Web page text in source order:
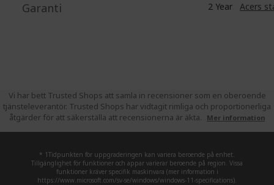
Garanti 2 Year Acers
Vi har bett Trusted Shops att samla in recensioner som en oberoende
tjänsteleverantör. Trusted Shops har vidtagit rimliga och proportionerliga
åtgärder för att säkerställa att recensionerna är äkta.
Mer information
* 1Tidpunkten för uppgraderingen kan variera beroende på enhet.
Tillgänglighet för funktioner och appar varierar beroende på region. Vissa
funktioner kräver specifik maskinvara (mer information i
https://www.microsoft.com/sv-se/windows/windows-11-specifications).